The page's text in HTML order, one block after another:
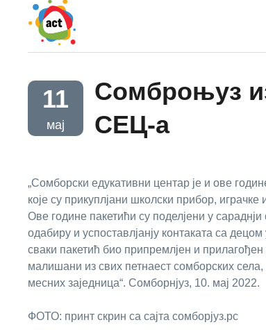
11
мај
Сомброњуз
СЕЦ-а
„Сомборски едукативни центар је и ове
које су прикуплјани школски прибор,
Ове године пакетићи су поделјени у
одабиру и успоставлјанју контаката са
сваки пакетић био припремлјен и
малишани из свих петнаест сомборских
месних заједница“. Сомборнјуз, 10. мај 2022.
ФОТО: принт скрин са сајта сомборјуз.рс